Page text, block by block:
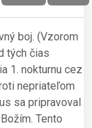
boj. (Vzorom
tých čias
1. nokturnu cez
nepriateľom
sa pripravoval
Tento